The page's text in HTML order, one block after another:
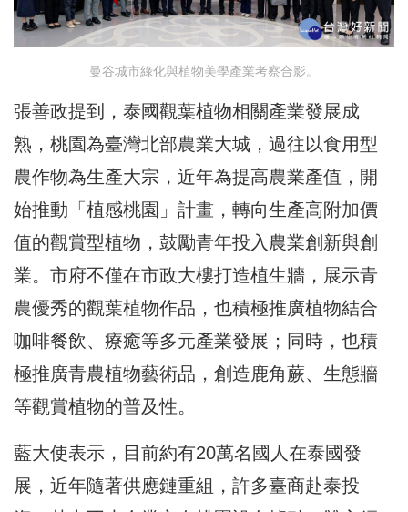
曼谷城市綠化與植物美學產業考察合影。
張善政提到，泰國觀葉植物相關產業發展成
熟，桃園為臺灣北部農業大城，過往以食用型
農作物為生產大宗，近年為提高農業產值，開
始推動「植感桃園」計畫，轉向生產高附加價
值的觀賞型植物，鼓勵青年投入農業創新與創
業。市府不僅在市政大樓打造植生牆，展示青
農優秀的觀葉植物作品，也積極推廣植物結合
咖啡餐飲、療癒等多元產業發展；同時，也積
極推廣青農植物藝術品，創造鹿角蕨、生態牆
等觀賞植物的普及性。
藍大使表示，目前約有20萬名國人在泰國發
展，近年隨著供應鏈重組，許多臺商赴泰投